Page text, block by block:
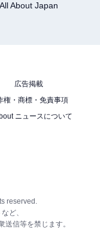
All About Japan
広告掲載
権・商標・免責事項
ニュースについて
reserved.
ど、
信等を禁じます。